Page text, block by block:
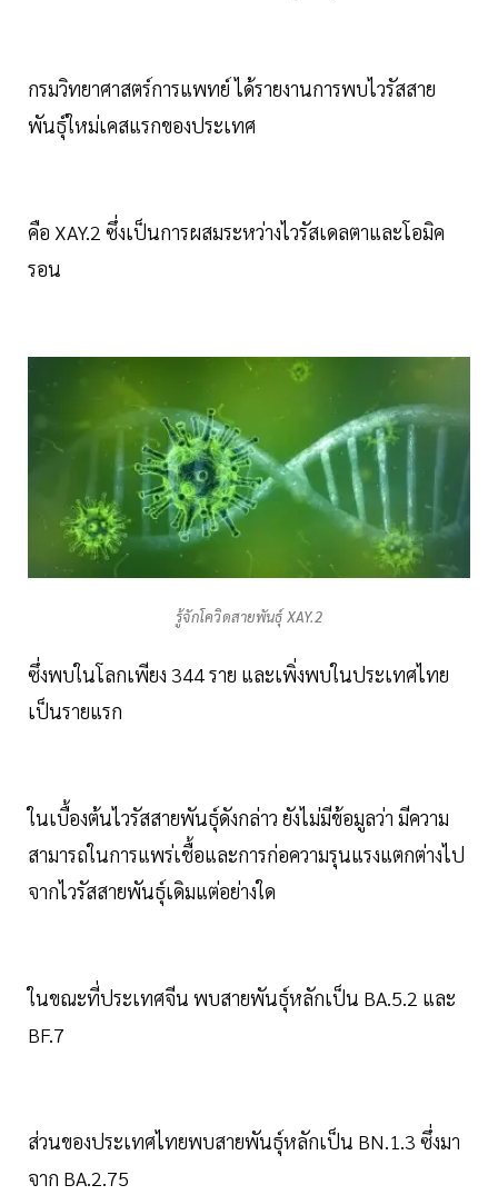
กรมวิทยาศาสตร์การแพทย์ ได้รายงานการพบไวรัสสาย
พันธุ์ใหม่เคสแรกของประเทศ
คือ XAY.2 ซึ่งเป็นการผสมระหว่างไวรัสเดลตาและโอมิค
รอน
รู้จักโควิดสายพันธุ์ XAY.2
ซึ่งพบในโลกเพียง 344 ราย และเพิ่งพบในประเทศไทย
เป็นรายแรก
ในเบื้องต้นไวรัสสายพันธุ์ดังกล่าว ยังไม่มีข้อมูลว่า มีความ
สามารถในการแพร่เชื้อและการก่อความรุนแรงแตกต่างไป
จากไวรัสสายพันธุ์เดิมแต่อย่างใด
ในขณะที่ประเทศจีน พบสายพันธุ์หลักเป็น BA.5.2 และ
BF.7
ส่วนของประเทศไทยพบสายพันธุ์หลักเป็น BN.1.3 ซึ่งมา
จาก BA.2.75